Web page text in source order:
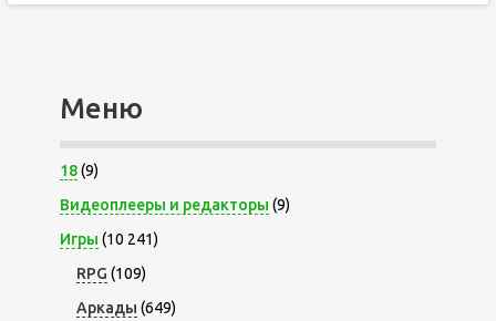
Меню
18(9)
Видеоплееры и редакторы (9)
Игры (10 241)
RPG (109)
Аркады (649)